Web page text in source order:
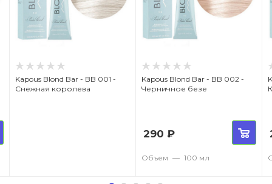
Kapous Blond Bar - BB 001 -
Снежная королева
Kapous Blond Bar - BB 002 -
Черничное безе
290 ₽
Объем — 100 мл